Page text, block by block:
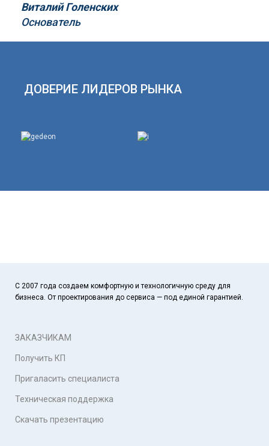
Виталий Голенских
Основатель
ДОВЕРИЕ ЛИДЕРОВ РЫНКА
С 2007 года создаем комфортную и технологичную среду для
бизнеса. От проектирования до сервиса — под единой гарантией.
ЗАКАЗЧИКАМ
Получить КП
Пригаласить специалиста
Техническая поддержка
Скачать презентацию